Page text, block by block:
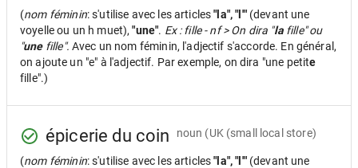
(nom féminin: s'utilise avec les articles"la", "l'" (devant une
voyelle ou un h muet),"une". Ex : fille - nf > On dira "lafille" ou
"unefille". Avec un nom féminin, l'adjectif s'accorde. En général,
on ajoute un "e" à l'adjectif. Par exemple, on dira "une petite
fille".)
épicerie du coin noun (UK (small local store)
(nom féminin: s'utilise avec les articles"la", "l'" (devant une